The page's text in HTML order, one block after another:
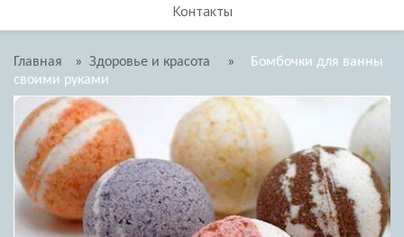
Контакты
Главная » Здоровье и красота »
Бомбочки для ванны
своими руками